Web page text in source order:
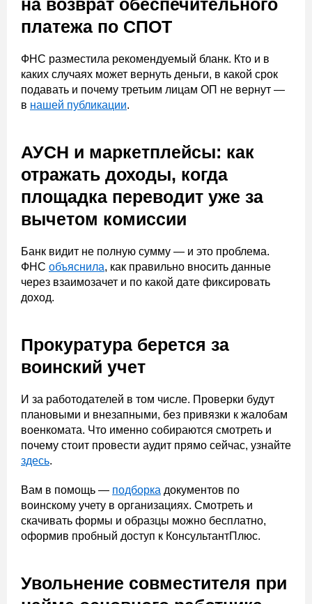
на возврат обеспечительного
платежа по СПОТ
ФНС разместила рекомендуемый бланк. Кто и в
каких случаях может вернуть деньги, в какой срок
подавать и почему третьим лицам ОП не вернут —
в нашей публикации.
АУСН и маркетплейсы: как
отражать доходы, когда
площадка переводит уже за
вычетом комиссии
Банк видит не полную сумму — и это проблема.
ФНС объяснила, как правильно вносить данные
через взаимозачет и по какой дате фиксировать
доход.
Прокуратура берется за
воинский учет
И за работодателей в том числе. Проверки будут
плановыми и внезапными, без привязки к жалобам
военкомата. Что именно собираются смотреть и
почему стоит провести аудит прямо сейчас, узнайте
здесь.
Вам в помощь — подборка документов по
воинскому учету в организациях. Смотреть и
скачивать формы и образцы можно бесплатно,
оформив пробный доступ к КонсультантПлюс.
Увольнение совместителя при